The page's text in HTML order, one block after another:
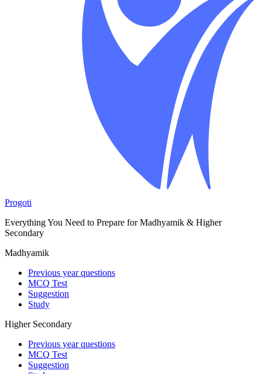
Progoti
Everything You Need to Prepare for Madhyamik & Higher
Secondary
Madhyamik
Previous year questions
MCQ Test
Suggestion
Study
Higher Secondary
Previous year questions
MCQ Test
Suggestion